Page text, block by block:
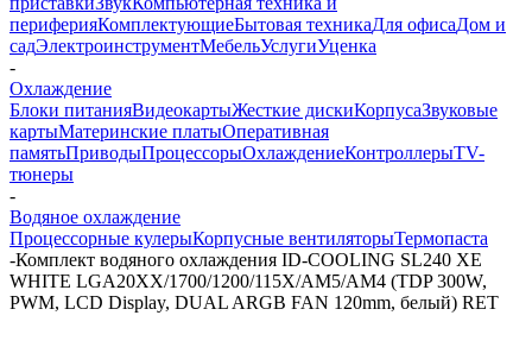
периферияКомплектующиеБытовая техникаДля офисаДом и
садЭлектроинструментМебельУслугиУценка
-
Охлаждение
Блоки питанияВидеокартыЖесткие дискиКорпусаЗвуковые
картыМатеринские платыОперативная
памятьПриводыПроцессорыОхлаждениеКонтроллерыTV-
тюнеры
-
Водяное охлаждение
Процессорные кулерыКорпусные вентиляторыТермопаста
-Комплект водяного охлаждения ID-COOLING SL240 XE
WHITE LGA20XX/1700/1200/115X/AM5/AM4 (TDP 300W,
PWM, LCD Display, DUAL ARGB FAN 120mm, белый) RET